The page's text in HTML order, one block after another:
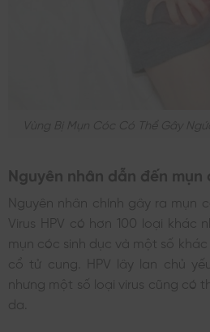
Vùng Bị Mụn Cóc Có Thể Gây
Nguyên nhân dẫn đến mụn
Nguyên nhân chính gây ra mụn
Virus HPV có hơn 100 loại khác
mụn cóc sinh dục và một số
cổ tử cung. HPV lây lan chủ
nhưng một số loại virus cũng có
da.